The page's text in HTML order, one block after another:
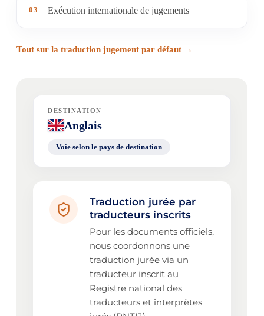
03 Exécution internationale de jugements
Tout sur la traduction jugement par défaut →
DESTINATION
Anglais
Voie selon le pays de destination
Traduction jurée par
traducteurs inscrits
Pour les documents officiels,
nous coordonnons une
traduction jurée via un
traducteur inscrit au
Registre national des
traducteurs et interprètes